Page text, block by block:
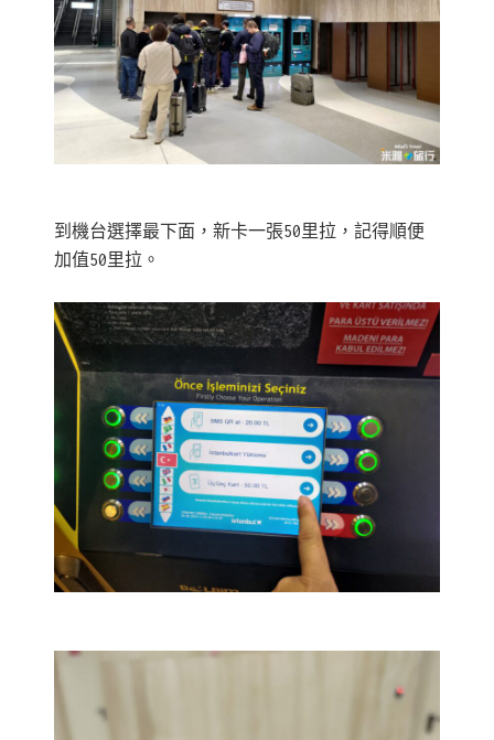
到機台選擇最下面，新卡一張50里拉，記得順便
加值50里拉。